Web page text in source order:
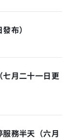
布）
月二十一日更
務半天（六月